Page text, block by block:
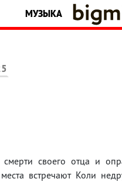
МУЗЫКА
смерти своего отца и
встречают Коли